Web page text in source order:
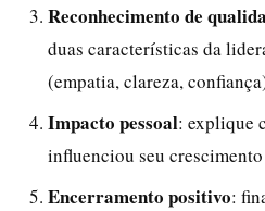
Reconhecimento de
duas características da
(empatia, clareza,
Impacto pessoal: explique
influenciou seu
Encerramento positivo: